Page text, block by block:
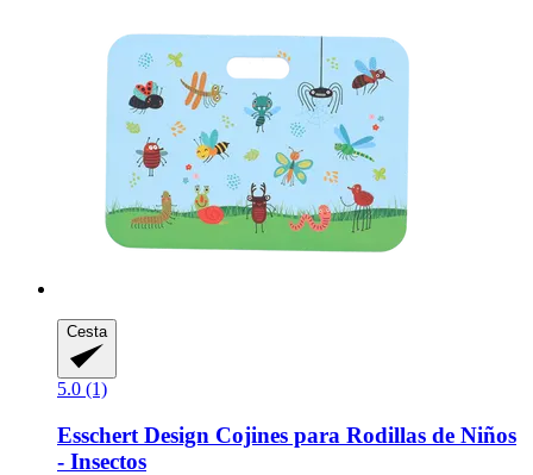
Cesta
5.0 (1)
Esschert Design Cojines para Rodillas de Niños
-​ Insectos